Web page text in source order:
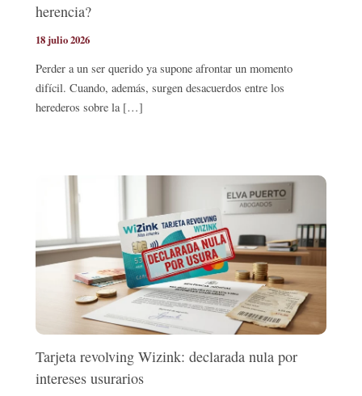
herencia?
18 julio 2026
Perder a un ser querido ya supone afrontar un momento
difícil. Cuando, además, surgen desacuerdos entre los
herederos sobre la […]
Tarjeta revolving Wizink: declarada nula por
intereses usurarios